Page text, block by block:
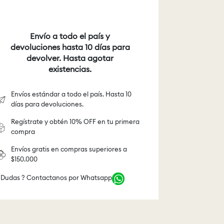
Envío a todo el país y
devoluciones hasta 10 días para
devolver. Hasta agotar
existencias.
Envíos estándar a todo el país. Hasta 10
días para devoluciones.
Regístrate y obtén 10% OFF en tu primera
compra
Envíos gratis en compras superiores a
$150.000
Dudas ? Contactanos por Whatsapp